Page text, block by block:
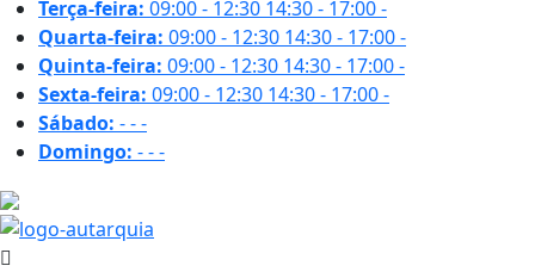
Terça-feira: 09:00 - 12:30 14:30 - 17:00-
Quarta-feira: 09:00 - 12:30 14:30 - 17:00-
Quinta-feira: 09:00 - 12:30 14:30 - 17:00-
Sexta-feira: 09:00 - 12:30 14:30 - 17:00-
Sábado: ---
Domingo: ---